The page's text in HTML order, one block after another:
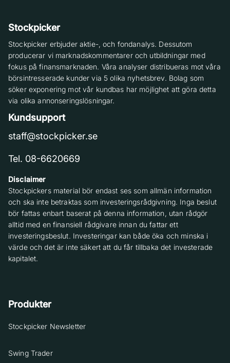
Stockpicker
Stockpicker erbjuder aktie-, och fondanalys. Dessutom
producerar vi marknadskommentarer och utbildningar med
fokus på finansmarknaden. Våra analyser distribueras mot våra
börsintresserade kunder via 5 olika nyhetsbrev. Bolag som
söker exponering mot vår kundbas har möjlighet att göra detta
via olika annonseringslösningar.
Kundsupport
staff@stockpicker.se
Tel. 08-6620669
Disclaimer
Stockpickers material bör endast ses som allmän information
och ska inte betraktas som investeringsrådgivning. Inga beslut
bör fattas enbart baserat på denna information, utan rådgör
alltid med en finansiell rådgivare innan du fattar ett
investeringsbeslut. Investeringar kan både öka och minska i
värde och det är inte säkert att du får tillbaka det investerade
kapitalet.
Produkter
Stockpicker Newsletter
Swing Trader